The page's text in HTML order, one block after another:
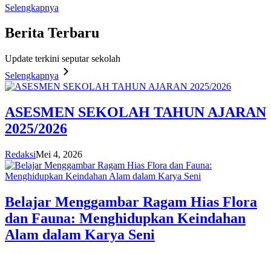
Selengkapnya
Berita Terbaru
Update terkini seputar sekolah
Selengkapnya
ASESMEN SEKOLAH TAHUN AJARAN
2025/2026
RedaksiMei 4, 2026
Belajar Menggambar Ragam Hias Flora
dan Fauna: Menghidupkan Keindahan
Alam dalam Karya Seni